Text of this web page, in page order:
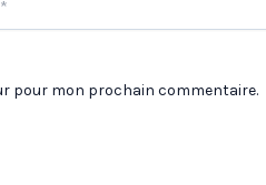
pour mon prochain commentaire.